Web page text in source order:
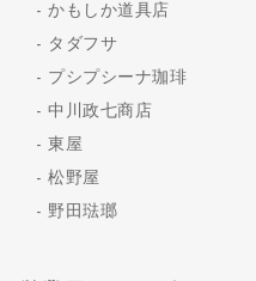
かもしか道具店
タダフサ
プシプシーナ珈琲
中川政七商店
東屋
松野屋
野田琺瑯